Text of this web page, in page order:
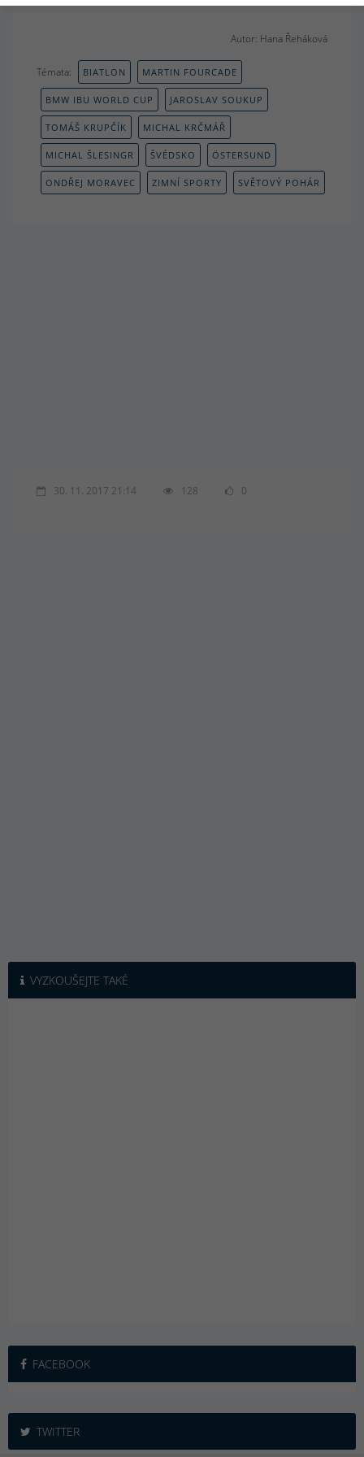
Autor: Hana Řeháková
Témata: BIATLON MARTIN FOURCADE
BMW IBU WORLD CUP JAROSLAV SOUKUP
TOMÁŠ KRUPČÍK MICHAL KRČMÁŘ
MICHAL ŠLESINGR ŠVÉDSKO ÖSTERSUND
ONDŘEJ MORAVEC ZIMNÍ SPORTY SVĚTOVÝ POHÁR
30. 11. 2017 21:14 128 0
VYZKOUŠEJTE TAKÉ
FACEBOOK
TWITTER